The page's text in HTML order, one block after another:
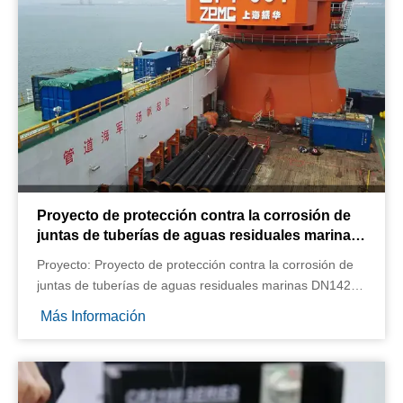
Proyecto de protección contra la corrosión de
juntas de tuberías de aguas residuales marinas
Proyecto: Proyecto de protección contra la corrosión de
juntas de tuberías de aguas residuales marinas DN1422
de 1422MM
Equipo utilizado: CR2000-120B-14TF
Más Información